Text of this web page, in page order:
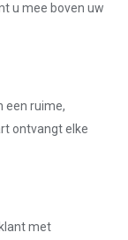
u mee boven uw
een ruime,
ontvangt elke
met